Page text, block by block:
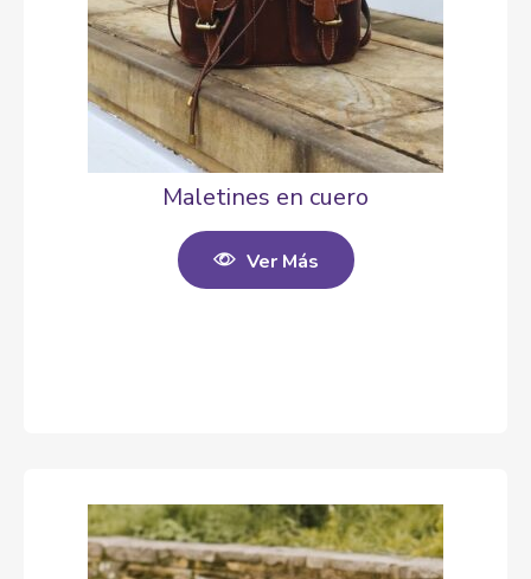
Maletines en cuero
Ver Más